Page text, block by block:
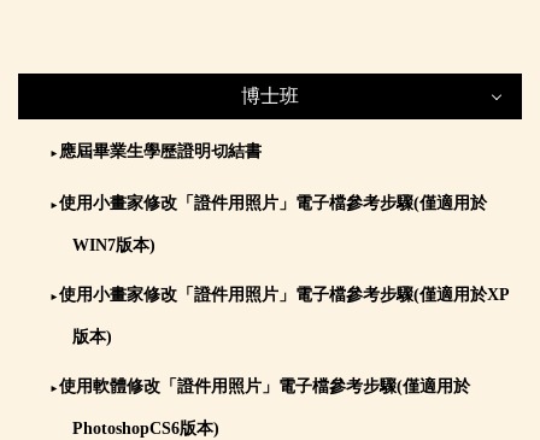
博士班
博士班
網路作業系統
招生簡章
招生系所及名額
► 應屆畢業生學歷證明切結書
► 使用小畫家修改「證件用照片」電子檔參考步驟(僅適用於
WIN7版本)
► 使用小畫家修改「證件用照片」電子檔參考步驟(僅適用於XP
版本)
► 使用軟體修改「證件用照片」電子檔參考步驟(僅適用於
PhotoshopCS6版本)